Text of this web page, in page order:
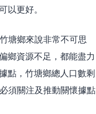
以更好。
塘鄉來說非常不可思
鄉資源不足，都能盡力
點，竹塘鄉總人口數剩
須關注及推動關懷據點